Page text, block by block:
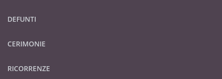
DEFUNTI
CERIMONIE
RICORRENZE